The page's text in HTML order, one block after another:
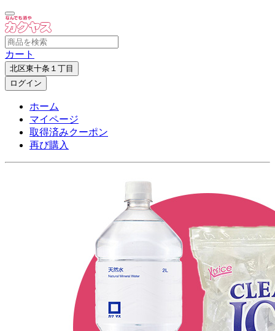
カート
北区東十条１丁目
ログイン
ホーム
マイページ
取得済みクーポン
再び購入